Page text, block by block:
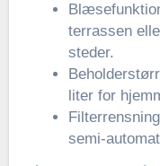
terrassen
steder.
liter for
semi-